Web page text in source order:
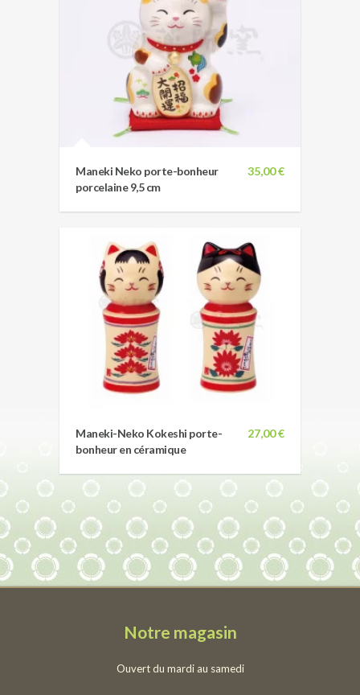
35,00 €
Maneki Neko porte-bonheur
porcelaine 9,5 cm
27,00 €
Maneki-Neko Kokeshi porte-
bonheur en céramique
Notre magasin
Ouvert du mardi au samedi